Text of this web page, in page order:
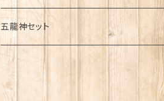
むくみ
うつ・パニック
冷え
五龍神セット
金龍セット